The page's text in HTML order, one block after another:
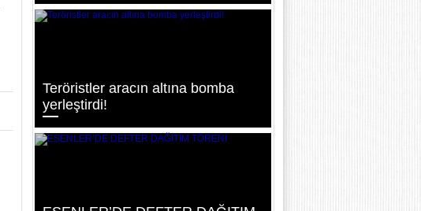
Teröristler aracın altına bomba
yerleştirdi!